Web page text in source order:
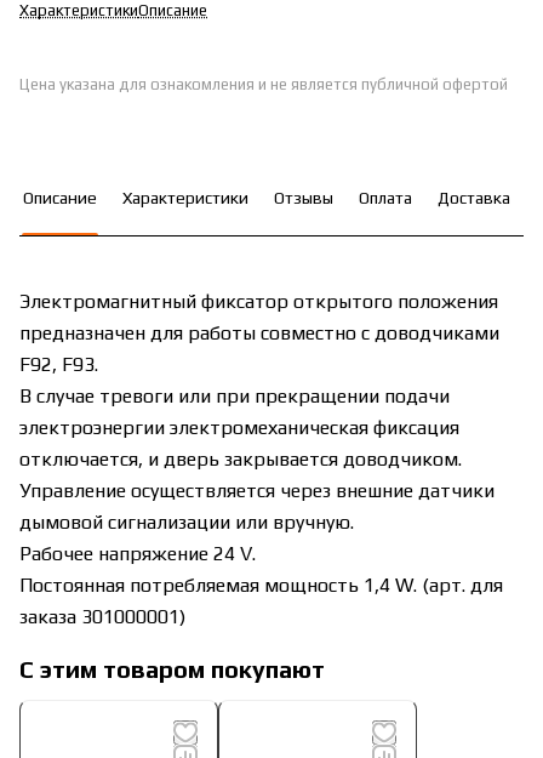
ХарактеристикиОписание
Цена указана для ознакомления и не является публичной офертой
Описание Характеристики Отзывы Оплата Доставка
Электромагнитный фиксатор открытого положения
предназначен для работы совместно с доводчиками
F92, F93.
В случае тревоги или при прекращении подачи
электроэнергии электромеханическая фиксация
отключается, и дверь закрывается доводчиком.
Управление осуществляется через внешние датчики
дымовой сигнализации или вручную.
Рабочее напряжение 24 V.
Постоянная потребляемая мощность 1,4 W. (арт. для
заказа 301000001)
С этим товаром покупают